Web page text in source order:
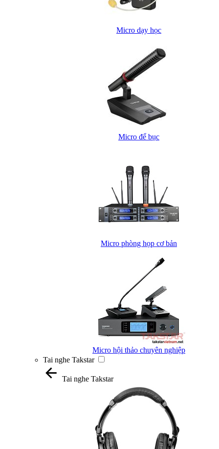
Micro dạy học
Micro để bục
Micro phòng họp cơ bản
Micro hội thảo chuyên nghiệp
Tai nghe Takstar
Tai nghe Takstar